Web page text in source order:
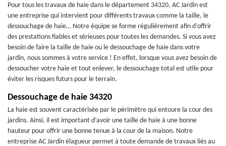
Pour tous les travaux de haie dans le département 34320, AC Jardin est
une entreprise qui intervient pour différents travaux comme la taille, le
dessouchage de haie… Notre équipe se forme régulièrement afin d’offrir
des prestations fiables et sérieuses pour toutes les demandes. Si vous avez
besoin de faire la taille de haie ou le dessouchage de haie dans votre
jardin, nous sommes à votre service ! En effet, lorsque vous avez besoin de
dessoucher votre haie et tout enlever, le dessouchage total est utile pour
éviter les risques futurs pour le terrain.
Dessouchage de haie 34320
La haie est souvent caractérisée par le périmètre qui entoure la cour des
jardins. Ainsi, il est important d’avoir une taille de haie à une bonne
hauteur pour offrir une bonne tenue à la cour de la maison. Notre
entreprise AC Jardin élagueur permet à toute demande de travaux liés au